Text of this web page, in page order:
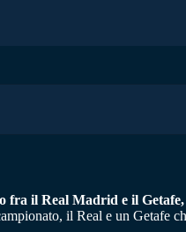
il Real Madrid e il
il Real e un Getafe